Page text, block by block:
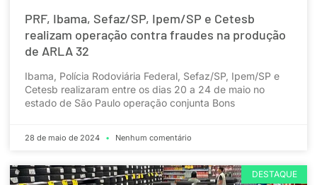
PRF, Ibama, Sefaz/SP, Ipem/SP e Cetesb
realizam operação contra fraudes na produção
de ARLA 32
Ibama, Polícia Rodoviária Federal, Sefaz/SP, Ipem/SP e
Cetesb realizaram entre os dias 20 a 24 de maio no
estado de São Paulo operação conjunta Bons
28 de maio de 2024 Nenhum comentário
DESTAQUE